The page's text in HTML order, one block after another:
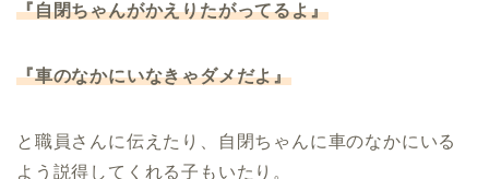
『自閉ちゃんがかえりたがってるよ』
『車のなかにいなきゃダメだよ』
と職員さんに伝えたり、自閉ちゃんに車のなかにいる
よう説得してくれる子もいたり。